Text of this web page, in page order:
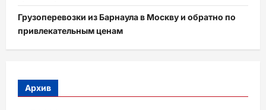
Грузоперевозки из Барнаула в Москву и обратно по
привлекательным ценам
Архив